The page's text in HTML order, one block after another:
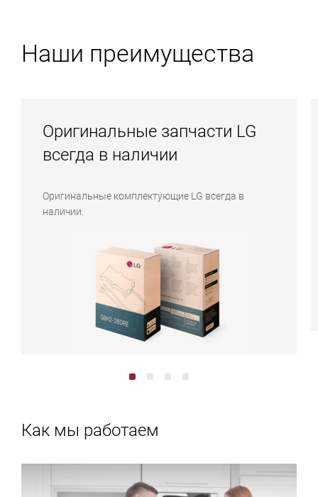
Наши преимущества
Оригинальные запчасти LG
всегда в наличии
Оригинальные комплектующие LG всегда в
наличии.
Как мы работаем